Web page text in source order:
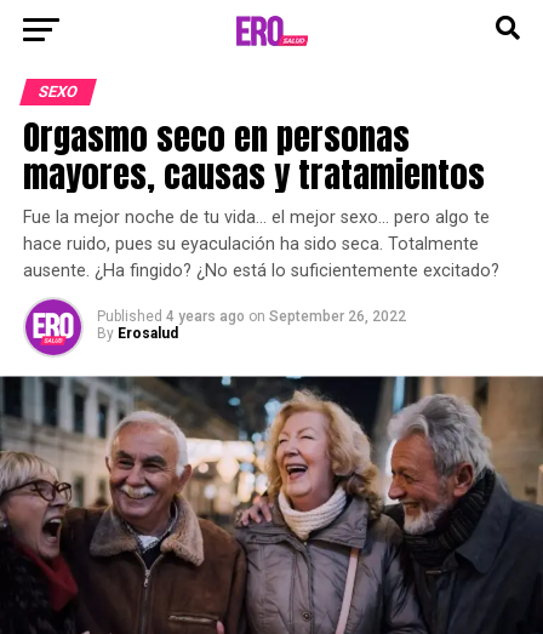
SEXO
Orgasmo seco en personas
mayores, causas y tratamientos
Fue la mejor noche de tu vida… el mejor sexo… pero algo te
hace ruido, pues su eyaculación ha sido seca. Totalmente
ausente. ¿Ha fingido? ¿No está lo suficientemente excitado?
Published 4 years ago on September 26, 2022
By Erosalud